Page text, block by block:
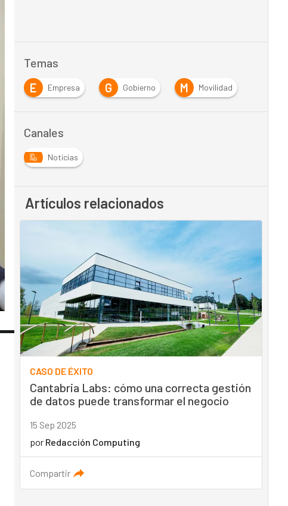
Temas
E
Empresa G Gobierno M Movilidad
Canales
Noticias
Artículos relacionados
CASO DE ÉXITO
Cantabria Labs: cómo una correcta gestión
de datos puede transformar el negocio
15 Sep 2025
por Redacción Computing
Compartir